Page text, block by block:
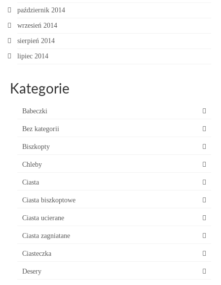
październik 2014
wrzesień 2014
sierpień 2014
lipiec 2014
Kategorie
Babeczki
Bez kategorii
Biszkopty
Chleby
Ciasta
Ciasta biszkoptowe
Ciasta ucierane
Ciasta zagniatane
Ciasteczka
Desery